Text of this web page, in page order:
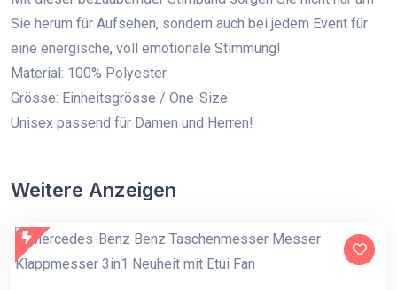
Sie herum für Aufsehen, sondern auch bei jedem Event für
eine energische, voll emotionale Stimmung!
Material: 100% Polyester
Grösse: Einheitsgrösse / One-Size
Unisex passend für Damen und Herren!
Weitere Anzeigen